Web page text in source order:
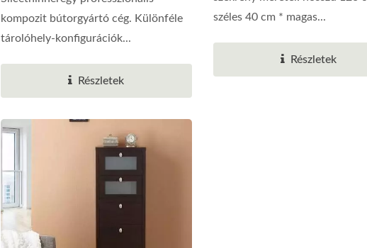
kompozit bútorgyártó cég. Különféle
tárolóhely-konfigurációk...
Részletek
széles 40 cm * magas...
Részletek